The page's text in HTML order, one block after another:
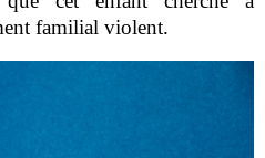
familial violent.